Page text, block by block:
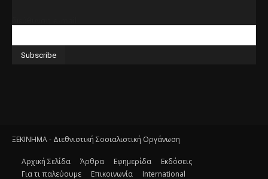
ΞΕΚΙΝΗΜΑ - Διεθνιστική Σοσιαλιστική Οργάνωση
Αρχική Σελίδα Άρθρα Εφημερίδα
Εκδόσεις
Για τι παλεύουμε
Επικοινωνία International